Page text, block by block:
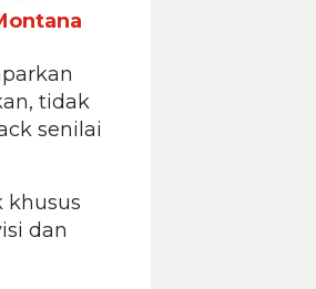
tidak
senilai
khusus
dan